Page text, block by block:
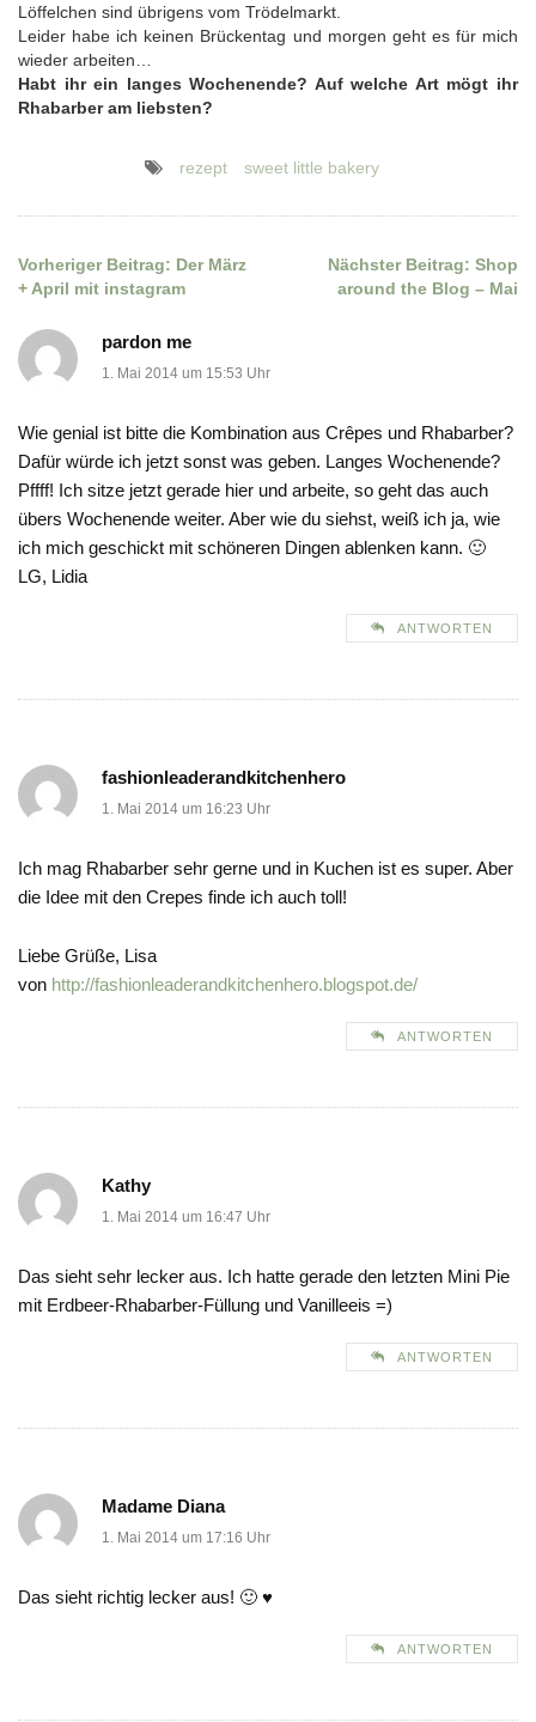
Löffelchen sind übrigens vom Trödelmarkt.
Leider habe ich keinen Brückentag und morgen geht es für mich
wieder arbeiten…
Habt ihr ein langes Wochenende? Auf welche Art mögt ihr
Rhabarber am liebsten?
rezept sweet little bakery
Beitragsnavigation
Vorheriger Beitrag: Der März
+ April mit instagram
Nächster Beitrag: Shop
around the Blog – Mai
pardon me
1. Mai 2014 um 15:53 Uhr
Wie genial ist bitte die Kombination aus Crêpes und Rhabarber?
Dafür würde ich jetzt sonst was geben. Langes Wochenende?
Pffff! Ich sitze jetzt gerade hier und arbeite, so geht das auch
übers Wochenende weiter. Aber wie du siehst, weiß ich ja, wie
ich mich geschickt mit schöneren Dingen ablenken kann. 🙂
LG, Lidia
ANTWORTEN
fashionleaderandkitchenhero
1. Mai 2014 um 16:23 Uhr
Ich mag Rhabarber sehr gerne und in Kuchen ist es super. Aber
die Idee mit den Crepes finde ich auch toll!
Liebe Grüße, Lisa
von http://fashionleaderandkitchenhero.blogspot.de/
ANTWORTEN
Kathy
1. Mai 2014 um 16:47 Uhr
Das sieht sehr lecker aus. Ich hatte gerade den letzten Mini Pie
mit Erdbeer-Rhabarber-Füllung und Vanilleeis =)
ANTWORTEN
Madame Diana
1. Mai 2014 um 17:16 Uhr
Das sieht richtig lecker aus! 🙂 ♥
ANTWORTEN